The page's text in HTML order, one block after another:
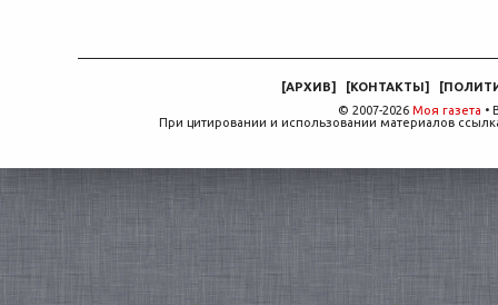
[АРХИВ] [КОНТАКТЫ] [
© 2007-2026 Моя газета •
При цитировании и использовании материалов